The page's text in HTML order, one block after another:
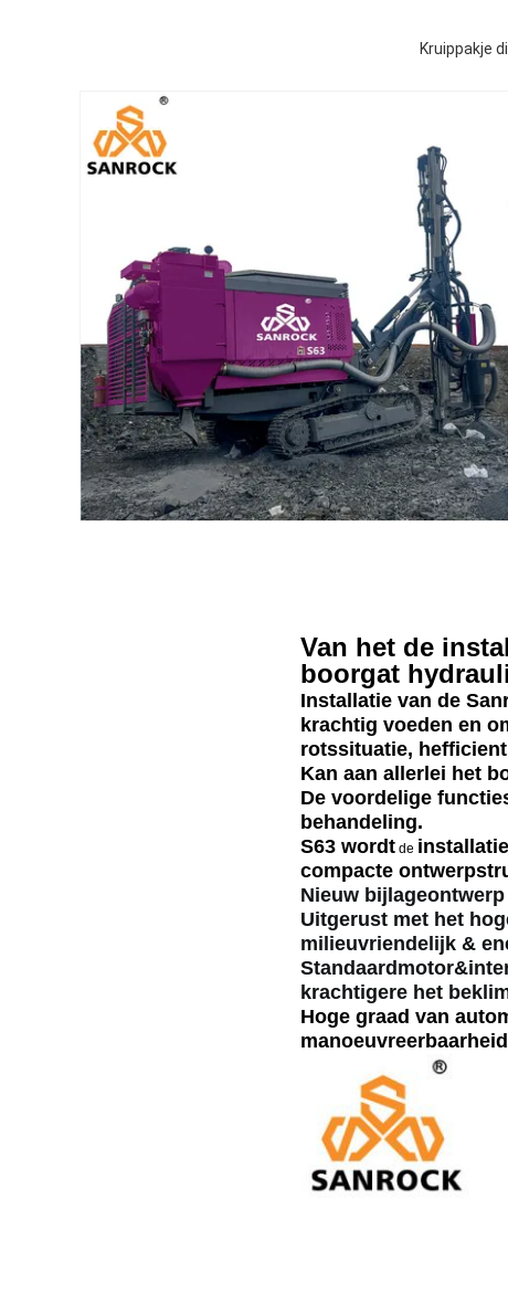
Kruippakje
Van het de
boorgat
Installatie van de
krachtig voeden en
rotssituatie,
Kan aan allerlei het
De voordelige
behandeling.
S63 wordt de installatie
compacte
Nieuw
Uitgerust met het
milieuvriendelijk &
krachtigere het
Hoge graad van